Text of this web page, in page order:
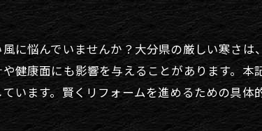
に悩んでいませんか？大分県の厳しい寒さ
健康面にも影響を与えることがあります。
います。賢くリフォームを進めるための具